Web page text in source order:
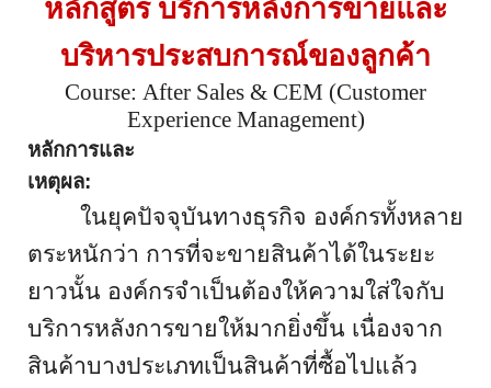
หลักสูตร บริการหลังการขายและ
บริหารประสบการณ์ของลูกค้า
Course: After Sales & CEM (Customer
Experience Management)
หลักการและ
เหตุผล
ในยุคปัจจุบันทางธุรกิจ องค์กรทั้งหลาย
ตระหนักว่า การที่จะขายสินค้าได้ในระยะ
ยาวนั้น องค์กรจำเป็นต้องให้ความใส่ใจกับ
บริการหลังการขายให้มากยิ่งขึ้น เนื่องจาก
สินค้าบางประเภทเป็นสินค้าที่ซื้อไปแล้ว